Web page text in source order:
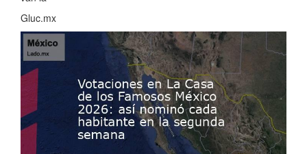
Gluc.mx